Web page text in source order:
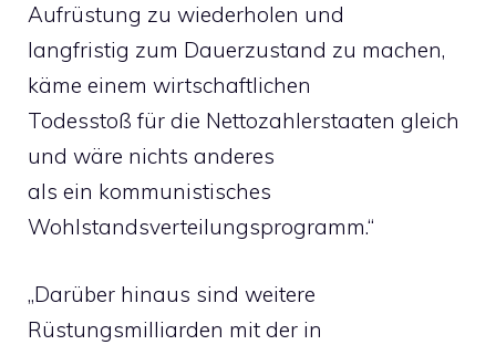
Aufrüstung zu wiederholen und
langfristig zum Dauerzustand zu machen,
käme einem wirtschaftlichen
Todesstoß für die Nettozahlerstaaten gleich
und wäre nichts anderes
als ein kommunistisches
Wohlstandsverteilungsprogramm.“
„Darüber hinaus sind weitere
Rüstungsmilliarden mit der in